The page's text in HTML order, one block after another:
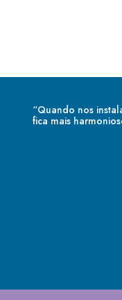
“Quando nos
fica mais